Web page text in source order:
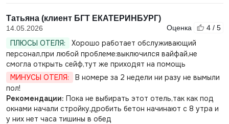
Татьяна (клиент БГТ ЕКАТЕРИНБУРГ)
14.05.2026 Оценка 4 / 5
ПЛЮСЫ ОТЕЛЯ:
Хорошо работает обслуживающий
персонал,при любой проблеме:выключился вайфай,не
смогла открыть сейф,тут же приходят на помощь
МИНУСЫ ОТЕЛЯ:
В номере за 2 недели ни разу не вымыли
пол!
Рекомендации: Пока не выбирать этот отель,так как под
окнами начали стройку,дробить бетон начинают с 8 утра и
у них нет часа тишины в обед